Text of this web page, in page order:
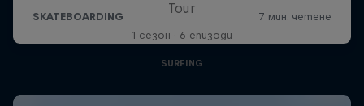
Tour
1 сезон · 6 епизоди
SURFING